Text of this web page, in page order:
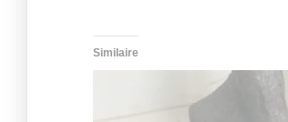
Similaire